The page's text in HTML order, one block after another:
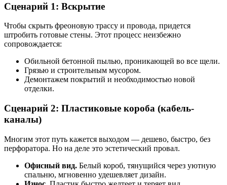
Сценарий 1: Вскрытие
Чтобы скрыть фреоновую трассу и провода, придется
штробить готовые стены. Этот процесс неизбежно
сопровождается:
Обильной бетонной пылью, проникающей во все щели.
Грязью и строительным мусором.
Демонтажем покрытий и необходимостью новой
отделки.
Сценарий 2: Пластиковые короба (кабель-
каналы)
Многим этот путь кажется выходом — дешево, быстро, без
перфоратора. Но на деле это эстетический провал.
Офисный вид. Белый короб, тянущийся через уютную
спальню, мгновенно удешевляет дизайн.